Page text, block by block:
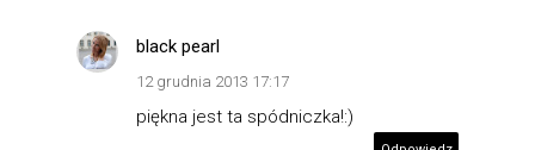
black pearl
12 grudnia 2013 17:17
piękna jest ta spódniczka!:)